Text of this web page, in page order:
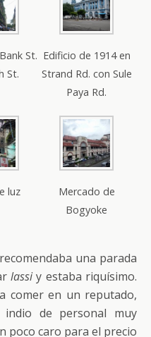
St.
St.
Edificio de 1914 en
Strand Rd. con Sule
Paya Rd.
luz
Mercado de
Bogyoke
una parada
lassiy estaba riquísimo.
comer en un reputado,
indio de personal muy
poco caro para el precio